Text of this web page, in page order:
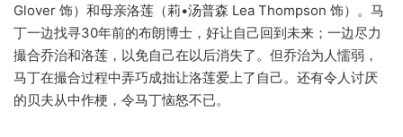
Glover 饰）和母亲洛莲（莉•汤普森 Lea Thompson 饰）。马
丁一边找寻30年前的布朗博士，好让自己回到未来；一边尽力
撮合乔治和洛莲，以免自己在以后消失了。但乔治为人懦弱，
马丁在撮合过程中弄巧成拙让洛莲爱上了自己。还有令人讨厌
的贝夫从中作梗，令马丁恼怒不已。